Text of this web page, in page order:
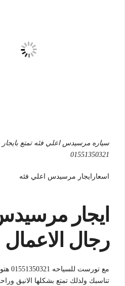
سياره مرسيدس اعلي فئه تمتع
01551350321
اسعارايجار مرسيدس اعلي فئه
ايجار
رجال الاعمال
مع
تناسبك ولذلك تمتع بشكلها الانيق